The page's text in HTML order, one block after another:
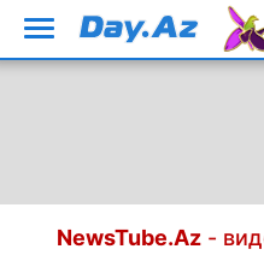
NewsTube.Az-